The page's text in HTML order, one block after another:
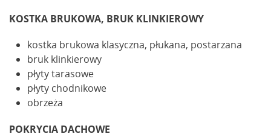
KOSTKA BRUKOWA, BRUK KLINKIEROWY
kostka brukowa klasyczna, płukana, postarzana
bruk klinkierowy
płyty tarasowe
płyty chodnikowe
obrzeża
POKRYCIA DACHOWE